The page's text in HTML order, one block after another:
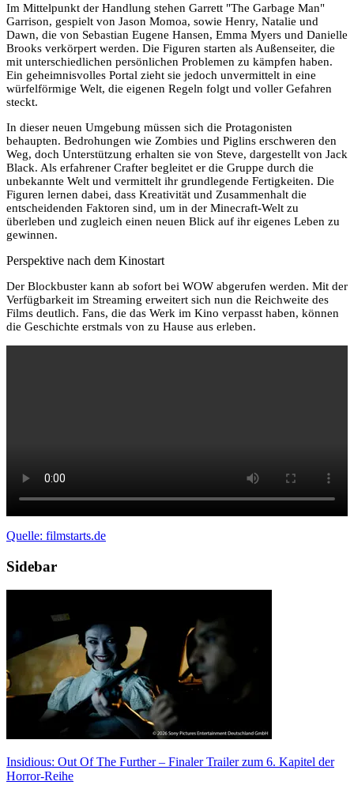
Im Mittelpunkt der Handlung stehen Garrett "The Garbage Man"
Garrison, gespielt von Jason Momoa, sowie Henry, Natalie und
Dawn, die von Sebastian Eugene Hansen, Emma Myers und Danielle
Brooks verkörpert werden. Die Figuren starten als Außenseiter, die
mit unterschiedlichen persönlichen Problemen zu kämpfen haben.
Ein geheimnisvolles Portal zieht sie jedoch unvermittelt in eine
würfelförmige Welt, die eigenen Regeln folgt und voller Gefahren
steckt.
In dieser neuen Umgebung müssen sich die Protagonisten
behaupten. Bedrohungen wie Zombies und Piglins erschweren den
Weg, doch Unterstützung erhalten sie von Steve, dargestellt von Jack
Black. Als erfahrener Crafter begleitet er die Gruppe durch die
unbekannte Welt und vermittelt ihr grundlegende Fertigkeiten. Die
Figuren lernen dabei, dass Kreativität und Zusammenhalt die
entscheidenden Faktoren sind, um in der Minecraft-Welt zu
überleben und zugleich einen neuen Blick auf ihr eigenes Leben zu
gewinnen.
Perspektive nach dem Kinostart
Der Blockbuster kann ab sofort bei WOW abgerufen werden. Mit der
Verfügbarkeit im Streaming erweitert sich nun die Reichweite des
Films deutlich. Fans, die das Werk im Kino verpasst haben, können
die Geschichte erstmals von zu Hause aus erleben.
Quelle: filmstarts.de
Sidebar
Insidious: Out Of The Further – Finaler Trailer zum 6. Kapitel der
Horror-Reihe